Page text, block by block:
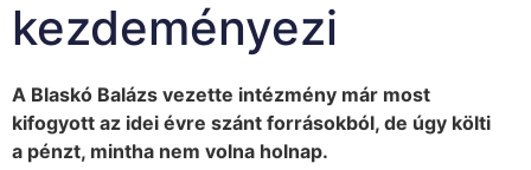
kezdeményezi
A Blaskó Balázs vezette intézmény már most
kifogyott az idei évre szánt forrásokból, de úgy költi
a pénzt, mintha nem volna holnap.